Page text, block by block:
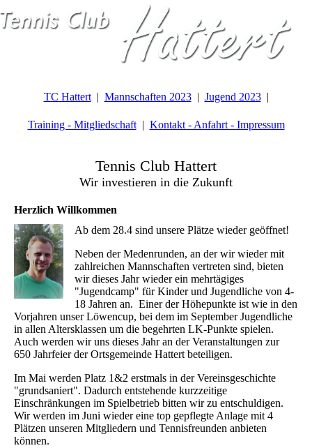
TC Hattert Mannschaften 2023 Jugend 2023
Training - Mitgliedschaft Kontakt - Anfahrt - Impressum
Tennis Club Hattert
Wir investieren in die Zukunft
Herzlich Willkommen
Ab dem 28.4 sind unsere Plätze wieder geöffnet!
Neben der Medenrunden, an der wir wieder mit
zahlreichen Mannschaften vertreten sind, bieten
wir dieses Jahr wieder ein mehrtägiges
"Jugendcamp" für Kinder und Jugendliche von 4-
18 Jahren an. Einer der Höhepunkte ist wie in den
Vorjahren unser Löwencup, bei dem im September Jugendliche
in allen Altersklassen um die begehrten LK-Punkte spielen.
Auch werden wir uns dieses Jahr an der Veranstaltungen zur
650 Jahrfeier der Ortsgemeinde Hattert beteiligen.
Im Mai werden Platz 1&2 erstmals in der Vereinsgeschichte
"grundsaniert". Dadurch entstehende kurzzeitige
Einschränkungen im Spielbetrieb bitten wir zu entschuldigen.
Wir werden im Juni wieder eine top gepflegte Anlage mit 4
Plätzen unseren Mitgliedern und Tennisfreunden anbieten
können.